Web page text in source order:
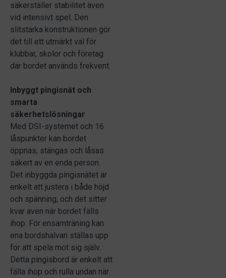
säkerställer stabilitet även
vid intensivt spel. Den
slitstarka konstruktionen gör
det till ett utmärkt val för
klubbar, skolor och företag
där bordet används frekvent.
Inbyggt pingisnät och
smarta
säkerhetslösningar
Med DSI-systemet och 16
låspunkter kan bordet
öppnas, stängas och låsas
säkert av en enda person.
Det inbyggda pingisnätet är
enkelt att justera i både höjd
och spänning, och det sitter
kvar även när bordet fälls
ihop. För ensamträning kan
ena bordshalvan ställas upp
för att spela mot sig själv.
Detta pingisbord är enkelt att
fälla ihop och rulla undan när